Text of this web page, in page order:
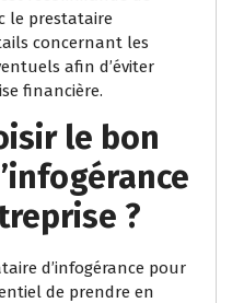
le prestataire
concernant les
afin d’éviter
financière.
le bon
?
d’infogérance pour
de prendre en